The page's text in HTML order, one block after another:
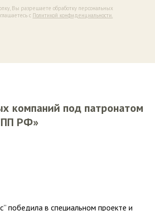
Вы разрешаете обработку персональных
с Политикой конфиденциальности.
компаний под патронатом
РФ»
победила в специальном проекте и